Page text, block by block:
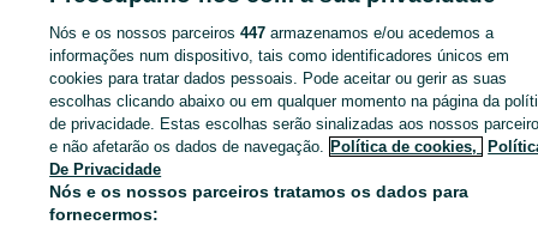
Entra na tua conta OLX ou cria uma nova para contactares
anunciante
Entrar ou criar conta
Nós e os nossos parceiros447 armazenamos e/ou acedemos a
informações num dispositivo, tais como identificadores únicos em
cookies para tratar dados pessoais. Pode aceitar ou gerir as suas
escolhas clicando abaixo ou em qualquer momento na página da
de privacidade. Estas escolhas serão sinalizadas aos nossos
e não afetarão os dados de navegação. Política de cookies,
De Privacidade
Nós e os nossos parceiros tratamos os dados para
fornecermos: